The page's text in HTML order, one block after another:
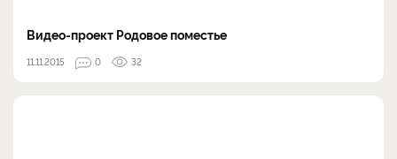
Видео-проект Родовое поместье
11.11.2015 0 32